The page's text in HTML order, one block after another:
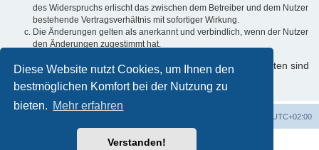
Diese Website nutzt Cookies, um Ihnen den
bestmöglichen Komfort bei der Nutzung zu
bieten. Mehr erfahren
Verstanden!
des Widerspruchs erlischt das zwischen dem Betreiber und dem Nutzer
bestehende Vertragsverhältnis mit sofortiger Wirkung.
Die Änderungen gelten als anerkannt und verbindlich, wenn der Nutzer
den Änderungen zugestimmt hat.
Informationen über den Umgang mit Ihren persönlichen Daten sind
in der Datenschutzerklärung enthalten.
UTC+02:00
Powered byphpBB® Forum Software © phpBB Limited